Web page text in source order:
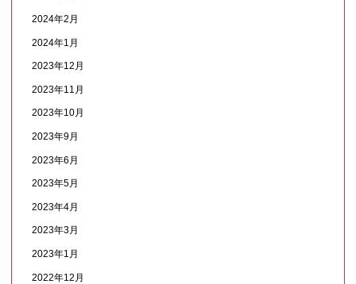
2024年2月
2024年1月
2023年12月
2023年11月
2023年10月
2023年9月
2023年6月
2023年5月
2023年4月
2023年3月
2023年1月
2022年12月